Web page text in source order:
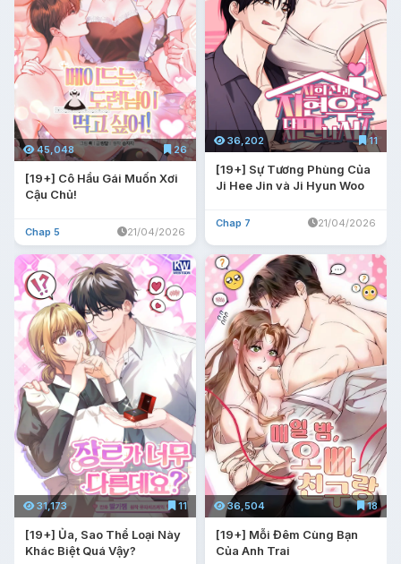
45,048 26
[19+] Cô Hầu Gái Muốn Xơi
Cậu Chủ!
Chap 5 21/04/2026
36,202 11
[19+] Sự Tương Phùng Của
Ji Hee Jin và Ji Hyun Woo
Chap 7 21/04/2026
31,173 11
[19+] Ủa, Sao Thể Loại Này
Khác Biệt Quá Vậy?
36,504 18
[19+] Mỗi Đêm Cùng Bạn
Của Anh Trai